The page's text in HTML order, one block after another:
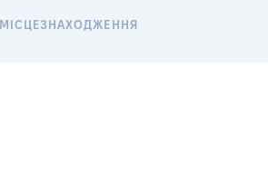
МІСЦЕЗНАХОДЖЕННЯ